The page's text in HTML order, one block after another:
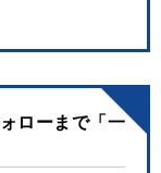
ローまで「一